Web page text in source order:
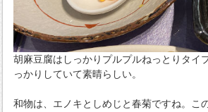
胡麻豆腐はしっかりプルプルねっとりタイ
っかりしていて素晴らしい。
和物は、エノキとしめじと春菊ですね。こ